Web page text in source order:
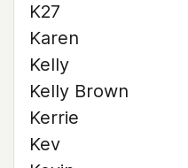
K27
Karen
Kelly
Kelly Brown
Kerrie
Kev